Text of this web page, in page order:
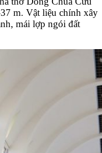
m. Vật liệu chính xây
mái lợp ngói đất